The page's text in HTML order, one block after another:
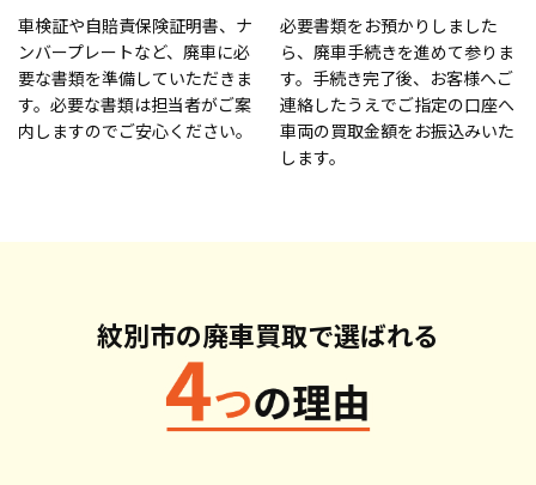
車検証や自賠責保険証明書、ナ
ンバープレートなど、廃車に必
要な書類を準備していただきま
す。必要な書類は担当者がご案
内しますのでご安心ください。
必要書類をお預かりしました
ら、廃車手続きを進めて参りま
す。手続き完了後、お客様へご
連絡したうえでご指定の口座へ
車両の買取金額をお振込みいた
します。
紋別市の廃車買取で選ばれる